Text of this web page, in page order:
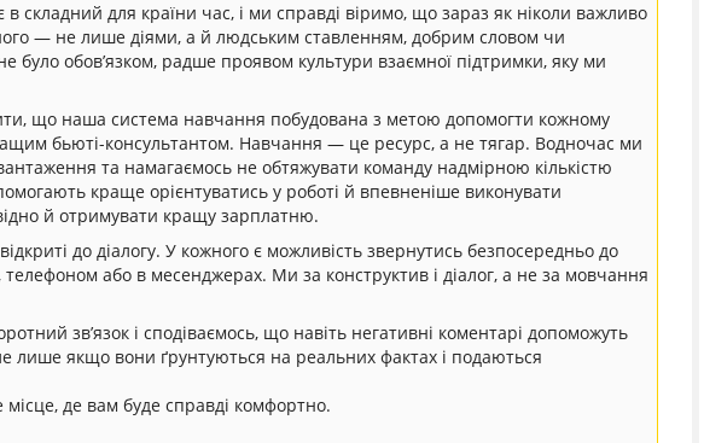
складний для країни час, і ми справді віримо, що зараз як ніколи важливо
— не лише діями, а й людським ставленням, добрим словом чи
було обов’язком, радше проявом культури взаємної підтримки, яку ми
що наша система навчання побудована з метою допомогти кожному
бьюті-консультантом. Навчання — це ресурс, а не тягар. Водночас ми
та намагаємось не обтяжувати команду надмірною кількістю
краще орієнтуватись у роботі й впевненіше виконувати
й отримувати кращу зарплатню.
до діалогу. У кожного є можливість звернутись безпосередньо до
телефоном або в месенджерах. Ми за конструктив і діалог, а не за мовчання
зв’язок і сподіваємось, що навіть негативні коментарі допоможуть
лише якщо вони ґрунтуються на реальних фактах і подаються
де вам буде справді комфортно.